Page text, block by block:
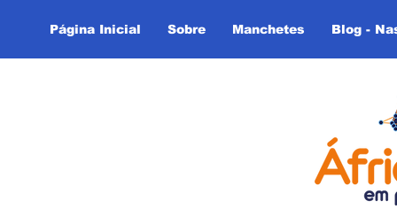
Página Inicial Sobre Manchetes Blog -